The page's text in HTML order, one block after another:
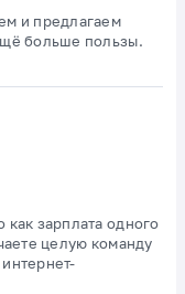
и предлагаем
больше пользы.
зарплата одного
целую команду